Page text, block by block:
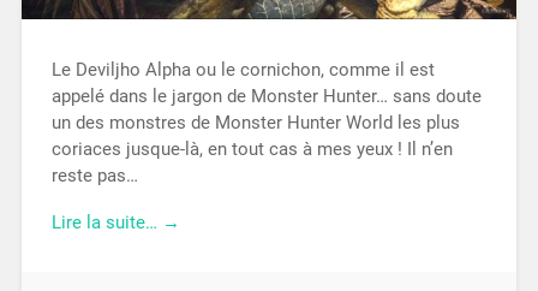
Le Deviljho Alpha ou le cornichon, comme il est
appelé dans le jargon de Monster Hunter… sans doute
un des monstres de Monster Hunter World les plus
coriaces jusque-là, en tout cas à mes yeux ! Il n’en
reste pas…
Lire la suite… →